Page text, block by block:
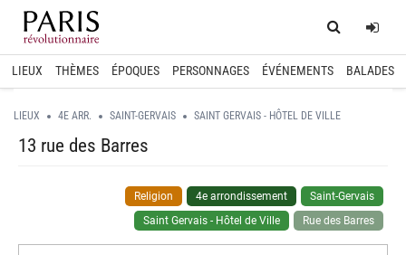
Home
LIEUX THÈMES ÉPOQUES PERSONNAGES ÉVÉNEMENTS BALADES
LIEUX 4E ARR. SAINT-GERVAIS SAINT GERVAIS - HÔTEL DE VILLE
13 rue des Barres
Religion 4e arrondissement
Saint-Gervais
Saint Gervais - Hôtel de Ville
Rue des Barres